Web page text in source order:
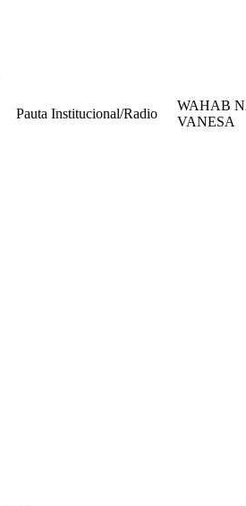
Pauta Institucional/Radio
WAHAB
VANESA